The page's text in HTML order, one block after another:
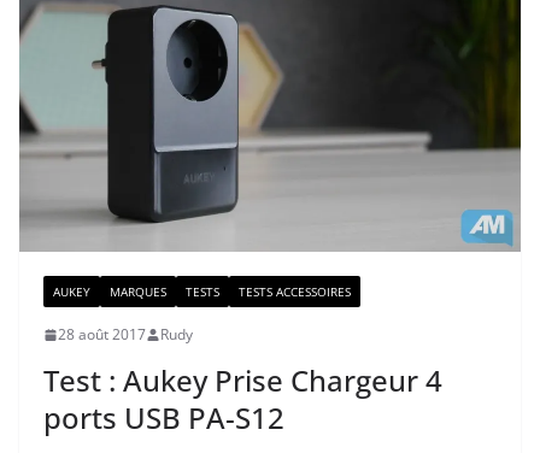
AUKEY MARQUES TESTS TESTS ACCESSOIRES
28 août 2017 Rudy
Test : Aukey Prise Chargeur 4
ports USB PA-S12